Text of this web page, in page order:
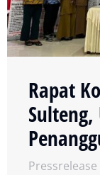
Rapat
Pressrelease